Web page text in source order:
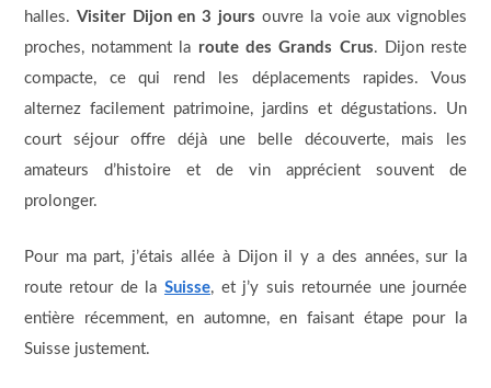
halles. Visiter Dijon en 3 jours ouvre la voie aux vignobles
proches, notamment la route des Grands Crus. Dijon reste
compacte, ce qui rend les déplacements rapides. Vous
alternez facilement patrimoine, jardins et dégustations. Un
court séjour offre déjà une belle découverte, mais les
amateurs d’histoire et de vin apprécient souvent de
prolonger.
Pour ma part, j’étais allée à Dijon il y a des années, sur la
route retour de la Suisse, et j’y suis retournée une journée
entière récemment, en automne, en faisant étape pour la
Suisse justement.